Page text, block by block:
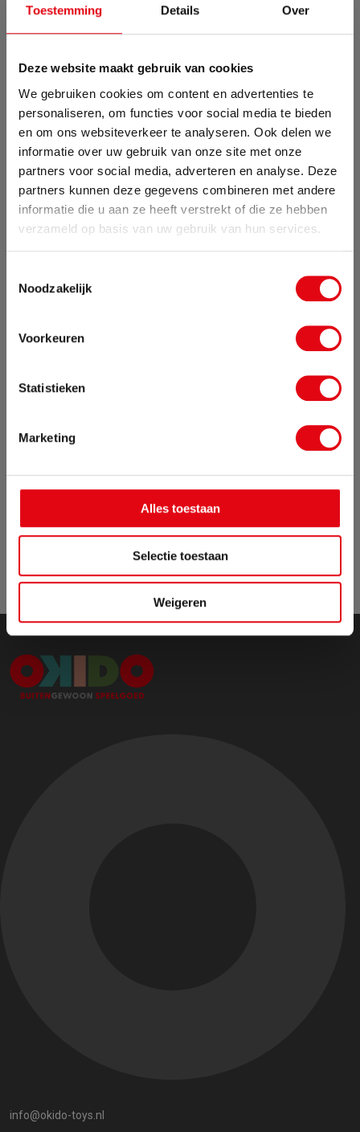
Toestemming Details Over
Deze website maakt gebruik van cookies
We gebruiken cookies om content en advertenties te
personaliseren, om functies voor social media te bieden
en om ons websiteverkeer te analyseren. Ook delen we
informatie over uw gebruik van onze site met onze
partners voor social media, adverteren en analyse. Deze
partners kunnen deze gegevens combineren met andere
informatie die u aan ze heeft verstrekt of die ze hebben
verzameld op basis van uw gebruik van hun services.
Noodzakelijk
Voorkeuren
Statistieken
Marketing
Alles toestaan
Selectie toestaan
Weigeren
Zomervakantie
vakantie. Bestellingen die in deze periode worden
Link naar social media #3
Jouw bericht
Versturen
info@okido-toys.nl